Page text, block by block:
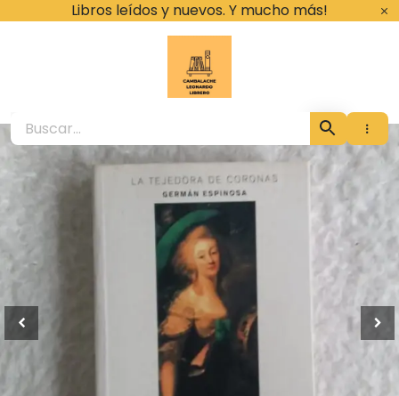
Libros leídos y nuevos. Y mucho más!
Cambalache